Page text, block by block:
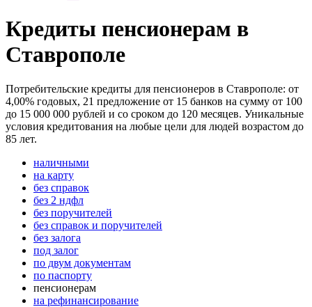
Кредиты пенсионерам в
Ставрополе
Потребительские кредиты для пенсионеров в Ставрополе: от
4,00% годовых, 21 предложение от 15 банков на сумму от 100
до 15 000 000 рублей и со сроком до 120 месяцев. Уникальные
условия кредитования на любые цели для людей возрастом до
85 лет.
наличными
на карту
без справок
без 2 ндфл
без поручителей
без справок и поручителей
без залога
под залог
по двум документам
по паспорту
пенсионерам
на рефинансирование